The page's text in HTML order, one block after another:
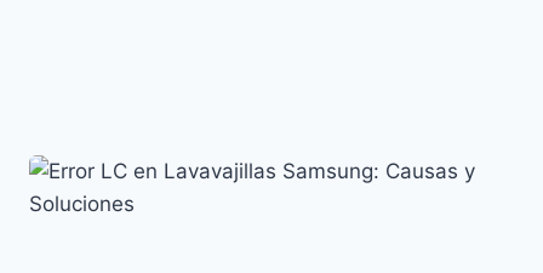
Solución al Error F11 en Lavavajillas Whirlpool
Códigos de error y su significado